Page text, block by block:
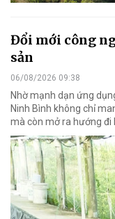
Đổi mới công
sản
06/08/2026 09:38
Nhờ mạnh dạn ứng
Ninh Bình không chỉ
mà còn mở ra hướng đi